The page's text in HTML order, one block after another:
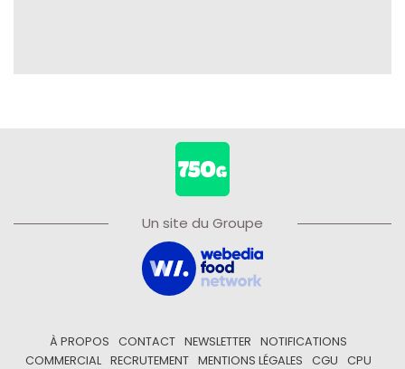
Un site du Groupe
À PROPOS CONTACT NEWSLETTER
NOTIFICATIONS
COMMERCIAL
RECRUTEMENT MENTIONS LÉGALES CGU CPU